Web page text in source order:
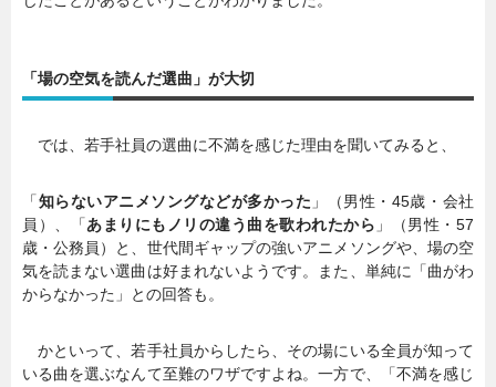
「場の空気を読んだ選曲」が大切
では、若手社員の選曲に不満を感じた理由を聞いてみると、
「知らないアニメソングなどが多かった 」（男性・45歳・会社
員）、「あまりにもノリの違う曲を歌われたから 」（男性・57
歳・公務員）と、世代間ギャップの強いアニメソングや、場の空
気を読まない選曲は好まれないようです。また、単純に「曲がわ
からなかった」との回答も。
かといって、若手社員からしたら、その場にいる全員が知って
いる曲を選ぶなんて至難のワザですよね。一方で、「不満を感じ